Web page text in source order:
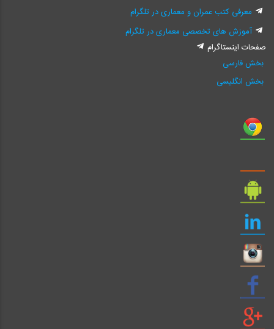
معرفی کتب عمران و معماری در تلگرام
آموزش های تخصصی معماری در تلگرام
صفحات اینستاگرام
بخش فارسی
بخش انگلیسی